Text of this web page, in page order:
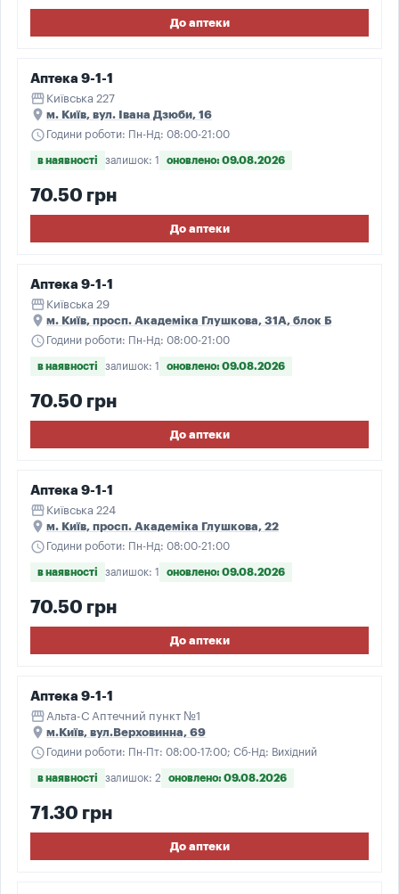
До аптеки
Аптека 9-1-1
storefront Київська 227
place м. Київ, вул. Івана Дзюби, 16
schedule Години роботи: Пн-Нд: 08:00-21:00
в наявності залишок: 1 оновлено: 09.08.2026
70.50 грн
До аптеки
Аптека 9-1-1
storefront Київська 29
place м. Київ, просп. Академіка Глушкова, 31А, блок Б
schedule Години роботи: Пн-Нд: 08:00-21:00
в наявності залишок: 1 оновлено: 09.08.2026
70.50 грн
До аптеки
Аптека 9-1-1
storefront Київська 224
place м. Київ, просп. Академіка Глушкова, 22
schedule Години роботи: Пн-Нд: 08:00-21:00
в наявності залишок: 1 оновлено: 09.08.2026
70.50 грн
До аптеки
Аптека 9-1-1
storefront Альта-С Аптечний пункт №1
place м.Київ, вул.Верховинна, 69
schedule Години роботи: Пн-Пт: 08:00-17:00; Сб-Нд: Вихідний
в наявності залишок: 2 оновлено: 09.08.2026
71.30 грн
До аптеки